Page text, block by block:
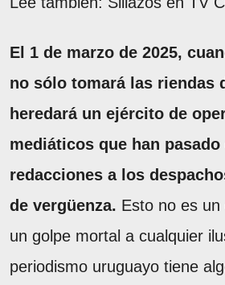
El 1 de marzo de 2025,
no sólo tomará las riendas
heredará un ejército de
mediáticos que han pasado
redacciones a los
de vergüenza. Esto no es
un golpe mortal a cualquier
periodismo uruguayo tiene